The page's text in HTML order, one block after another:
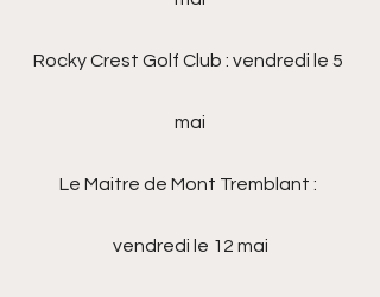
Rocky Crest Golf Club : vendredi le 5
mai
Le Maitre de Mont Tremblant :
vendredi le 12 mai